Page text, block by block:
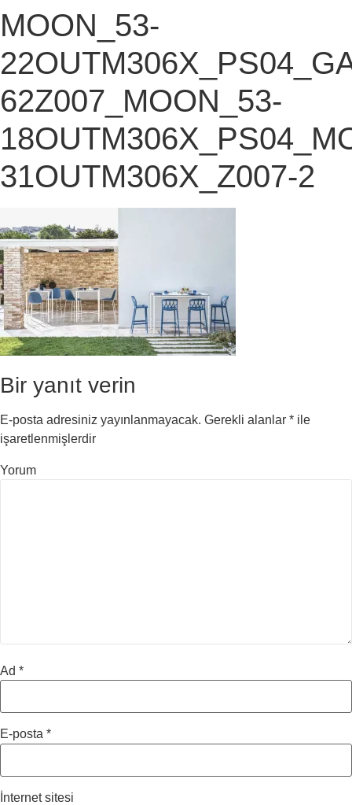
MOON_53-
62Z007_MOON_53-
31OUTM306X_Z007-2
Bir yanıt verin
E-posta adresiniz yayınlanmayacak. Gerekli alanlar * ile
işaretlenmişlerdir
Yorum
Ad *
E-posta *
İnternet sitesi